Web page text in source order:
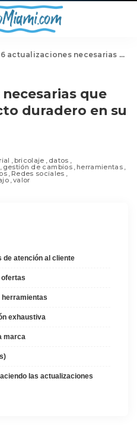
6 actualizaciones necesarias que tendrán un impacto duradero en su negocio
que
duradero en su
bricolaje datos
gestión de cambios herramientas
Redes sociales
valor
de atención al cliente
ofertas
herramientas
exhaustiva
marca
las actualizaciones